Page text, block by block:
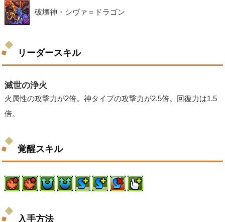
破壊神・シヴァ＝ドラゴン
リーダースキル
滅世の浄火
火属性の攻撃力が2倍。神タイプの攻撃力が2.5倍。回復力は1.5
倍。
覚醒スキル
入手方法